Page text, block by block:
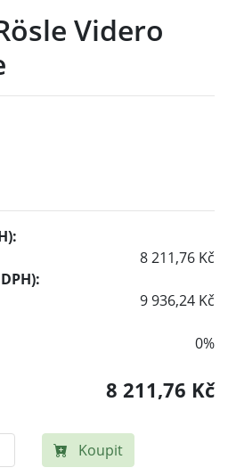
Videro
8 211,76 Kč
9 936,24 Kč
0%
8 211,76 Kč
Koupit